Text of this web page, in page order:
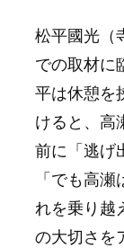
松平國光（
での取材に
平は休憩を
けると、高
前に「逃げ
「でも高
れを乗り越
の大切さを